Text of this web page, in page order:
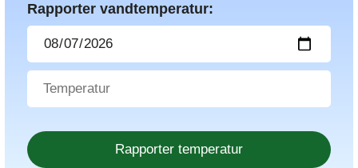
Rapporter vandtemperatur: